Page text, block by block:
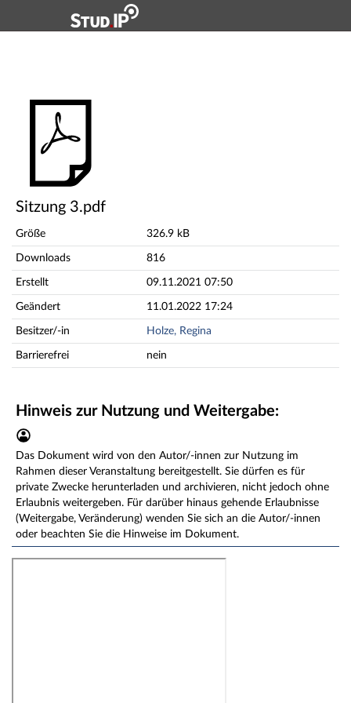
Hauptnavigation
Sitzung 3.pdf
Sitzung 3.pdf
Größe 326.9 kB
Downloads 816
Erstellt 09.11.2021 07:50
Geändert 11.01.2022 17:24
Besitzer/-in Holze, Regina
Barrierefrei nein
Hinweis zur Nutzung und Weitergabe:
Das Dokument wird von den Autor/-innen zur Nutzung im
Rahmen dieser Veranstaltung bereitgestellt. Sie dürfen es für
private Zwecke herunterladen und archivieren, nicht jedoch ohne
Erlaubnis weitergeben. Für darüber hinaus gehende Erlaubnisse
(Weitergabe, Veränderung) wenden Sie sich an die Autor/-innen
oder beachten Sie die Hinweise im Dokument.